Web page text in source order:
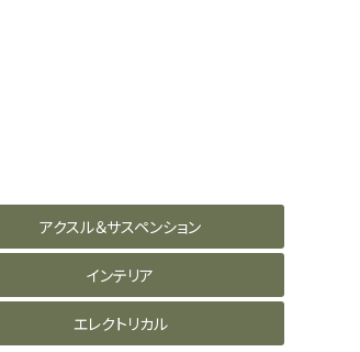
アクスル＆サスペンション
インテリア
エレクトリカル